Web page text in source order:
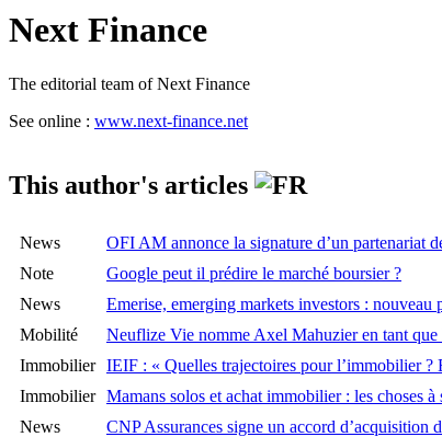
Next Finance
The editorial team of Next Finance
See online : www.next-finance.net
This author's articles
News
OFI AM annonce la signature d’un partenariat
Note
Google peut il prédire le marché boursier ?
News
Emerise, emerging markets investors : nouveau
Mobilité
Neuflize Vie nomme Axel Mahuzier en tant que
Immobilier IEIF : « Quelles trajectoires pour l’immobilier ?
Immobilier Mamans solos et achat immobilier : les choses à
News
CNP Assurances signe un accord d’acquisition